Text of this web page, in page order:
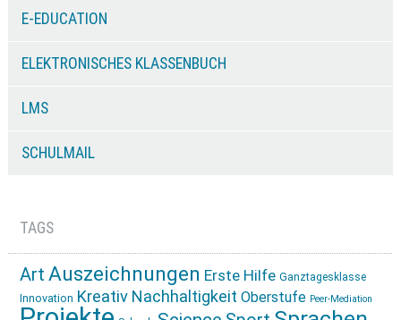
E-EDUCATION
ELEKTRONISCHES KLASSENBUCH
LMS
SCHULMAIL
TAGS
Art Auszeichnungen Erste Hilfe Ganztagesklasse
Innovation Kreativ Nachhaltigkeit Oberstufe Peer-Mediation